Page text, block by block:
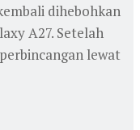
dihebohkan
A27. Setelah
lewat